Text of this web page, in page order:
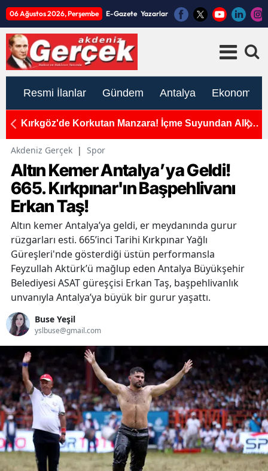
06 Ağustos 2026, Perşembe E-Gazete Yazarlar
Resmi İlanlar Gündem Antalya Ekonomi
Kırkgöz'de Korkutan Manzara! İçme Suyundan Alkol
Akdeniz Gerçek | Spor
Altın Kemer Antalya’ya Geldi!
665. Kırkpınar'ın Başpehlivanı
Erkan Taş!
Altın kemer Antalya’ya geldi, er meydanında gurur
rüzgarları esti. 665’inci Tarihi Kırkpınar Yağlı
Güreşleri'nde gösterdiği üstün performansla
Feyzullah Aktürk’ü mağlup eden Antalya Büyükşehir
Belediyesi ASAT güreşçisi Erkan Taş, başpehlivanlık
unvanıyla Antalya’ya büyük bir gurur yaşattı.
Buse Yeşil
yslbuse@gmail.com